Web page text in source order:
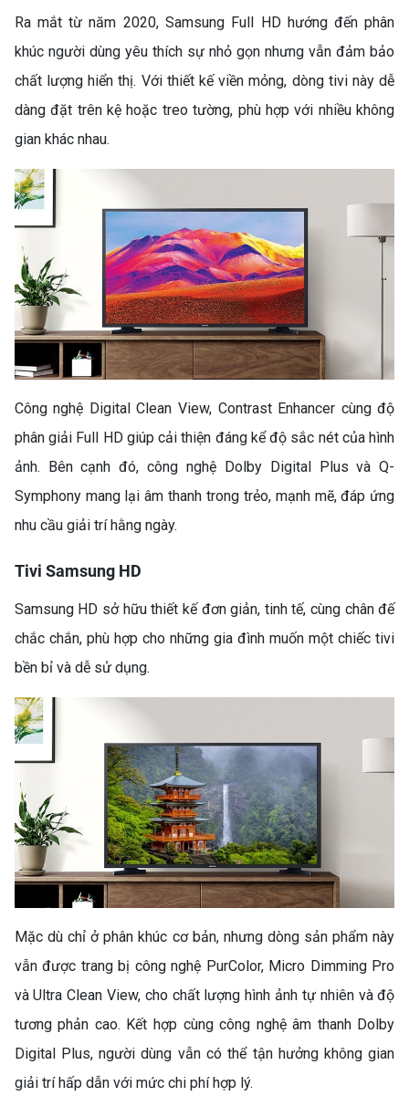
Ra mắt từ năm 2020, Samsung Full HD hướng đến phân
khúc người dùng yêu thích sự nhỏ gọn nhưng vẫn đảm bảo
chất lượng hiển thị. Với thiết kế viền mỏng, dòng tivi này dễ
dàng đặt trên kệ hoặc treo tường, phù hợp với nhiều không
gian khác nhau.
Công nghệ Digital Clean View, Contrast Enhancer cùng độ
phân giải Full HD giúp cải thiện đáng kể độ sắc nét của hình
ảnh. Bên cạnh đó, công nghệ Dolby Digital Plus và Q-
Symphony mang lại âm thanh trong trẻo, mạnh mẽ, đáp ứng
nhu cầu giải trí hằng ngày.
Tivi Samsung HD
Samsung HD sở hữu thiết kế đơn giản, tinh tế, cùng chân đế
chắc chắn, phù hợp cho những gia đình muốn một chiếc tivi
bền bỉ và dễ sử dụng.
Mặc dù chỉ ở phân khúc cơ bản, nhưng dòng sản phẩm này
vẫn được trang bị công nghệ PurColor, Micro Dimming Pro
và Ultra Clean View, cho chất lượng hình ảnh tự nhiên và độ
tương phản cao. Kết hợp cùng công nghệ âm thanh Dolby
Digital Plus, người dùng vẫn có thể tận hưởng không gian
giải trí hấp dẫn với mức chi phí hợp lý.